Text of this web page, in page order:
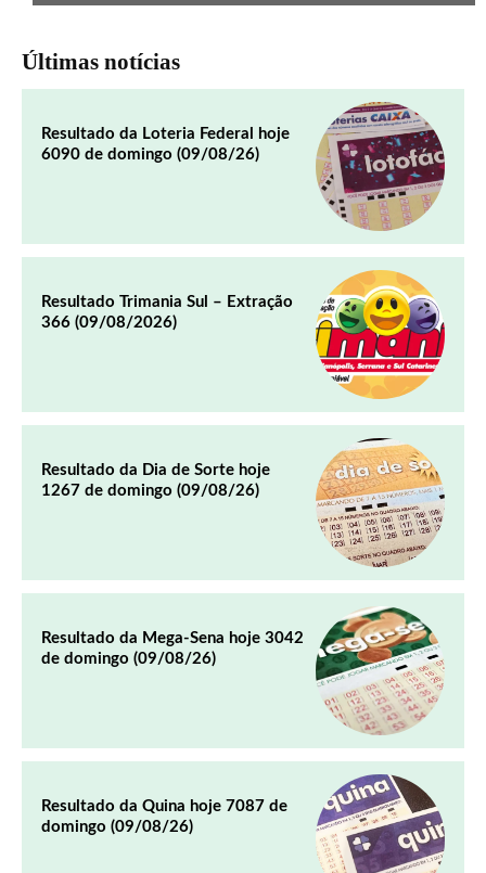
Últimas notícias
Resultado da Loteria Federal hoje
6090 de domingo (09/08/26)
Resultado Trimania Sul – Extração
366 (09/08/2026)
Resultado da Dia de Sorte hoje
1267 de domingo (09/08/26)
Resultado da Mega-Sena hoje 3042
de domingo (09/08/26)
Resultado da Quina hoje 7087 de
domingo (09/08/26)